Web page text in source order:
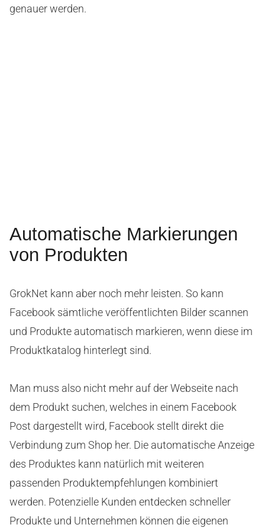
genauer werden.
Automatische Markierungen
von Produkten
GrokNet kann aber noch mehr leisten. So kann
Facebook sämtliche veröffentlichten Bilder scannen
und Produkte automatisch markieren, wenn diese im
Produktkatalog hinterlegt sind.
Man muss also nicht mehr auf der Webseite nach
dem Produkt suchen, welches in einem Facebook
Post dargestellt wird, Facebook stellt direkt die
Verbindung zum Shop her. Die automatische Anzeige
des Produktes kann natürlich mit weiteren
passenden Produktempfehlungen kombiniert
werden. Potenzielle Kunden entdecken schneller
Produkte und Unternehmen können die eigenen